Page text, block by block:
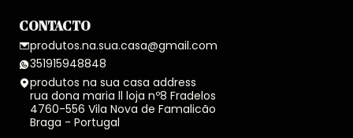
CONTACTO
produtos.na.sua.casa@gmail.com
351915948848
produtos na sua casa address
rua dona maria ll loja nº8 Fradelos
4760-556 Vila Nova de Famalicão
Braga - Portugal